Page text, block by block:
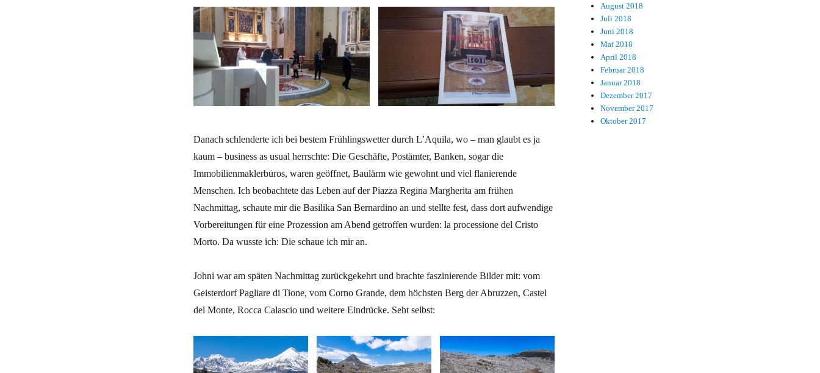
Danach schlenderte ich bei bestem Frühlingswetter durch L’Aquila, wo – man glaubt es ja
kaum – business as usual herrschte: Die Geschäfte, Postämter, Banken, sogar die
Immobilienmaklerbüros, waren geöffnet, Baulärm wie gewohnt und viel flanierende
Menschen. Ich beobachtete das Leben auf der Piazza Regina Margherita am frühen
Nachmittag, schaute mir die Basilika San Bernardino an und stellte fest, dass dort aufwendige
Vorbereitungen für eine Prozession am Abend getroffen wurden: la processione del Cristo
Morto. Da wusste ich: Die schaue ich mir an.
Johni war am späten Nachmittag zurückgekehrt und brachte faszinierende Bilder mit: vom
Geisterdorf Pagliare di Tione, vom Corno Grande, dem höchsten Berg der Abruzzen, Castel
del Monte, Rocca Calascio und weitere Eindrücke. Seht selbst:
August 2018
Juli 2018
Juni 2018
Mai 2018
April 2018
Februar 2018
Januar 2018
Dezember 2017
November 2017
Oktober 2017